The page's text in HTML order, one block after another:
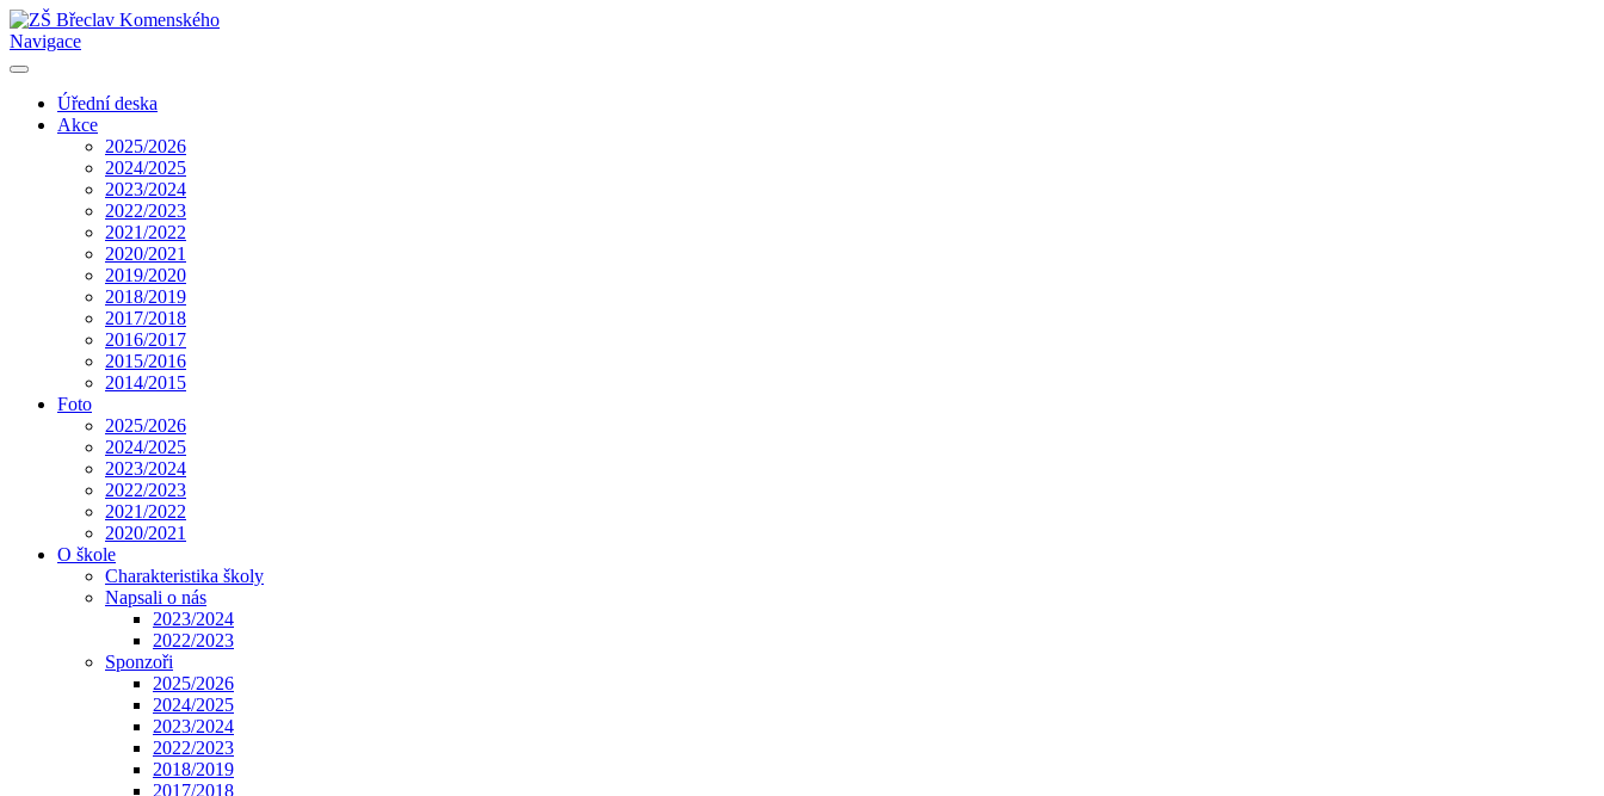
Navigace
Úřední deska
Akce
2025/2026
2024/2025
2023/2024
2022/2023
2021/2022
2020/2021
2019/2020
2018/2019
2017/2018
2016/2017
2015/2016
2014/2015
Foto
2025/2026
2024/2025
2023/2024
2022/2023
2021/2022
2020/2021
O škole
Charakteristika školy
Napsali o nás
2023/2024
2022/2023
Sponzoři
2025/2026
2024/2025
2023/2024
2022/2023
2018/2019
2017/2018